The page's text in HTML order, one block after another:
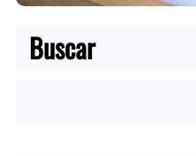
Buscar